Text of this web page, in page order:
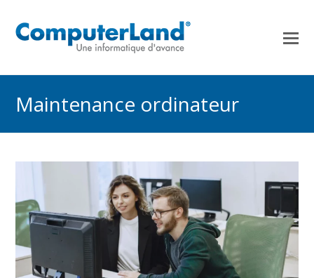
Maintenance ordinateur